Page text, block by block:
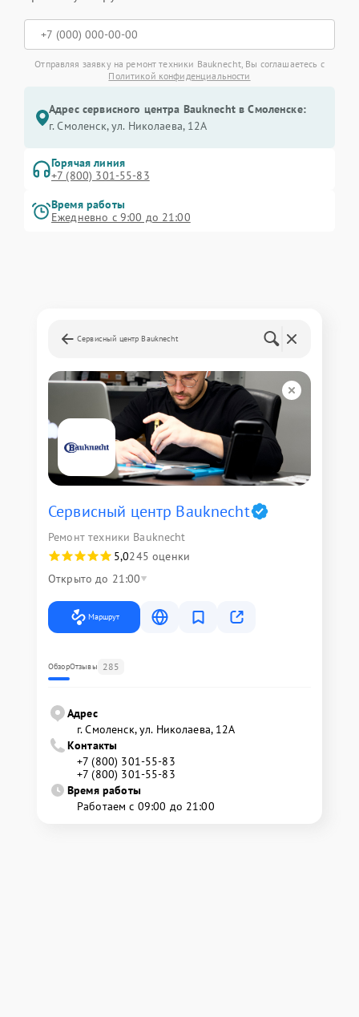
Отправляя заявку на ремонт техники Bauknecht, Вы соглашаетесь с
Политикой конфиденциальности
Адрес сервисного центра Bauknecht в Смоленске:
г. Смоленск, ул. Николаева, 12А
Горячая линия
+7 (800) 301-55-83
Время работы
Ежедневно с 9:00 до 21:00
Сервисный центр Bauknecht
Сервисный центр Bauknecht
Ремонт техники Bauknecht
5,0245 оценки
Открыто до 21:00
Маршрут
ОбзорОтзывы 285
Адрес
г. Смоленск, ул. Николаева, 12А
Контакты
+7 (800) 301-55-83
+7 (800) 301-55-83
Время работы
Работаем с 09:00 до 21:00